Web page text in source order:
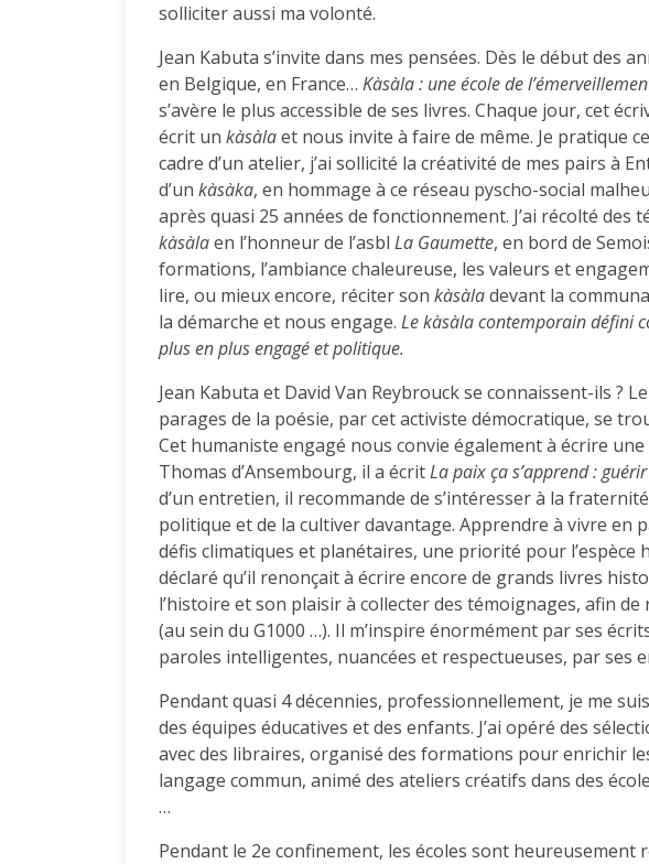
solliciter aussi ma volonté.
Jean Kabuta s’invite dans mes pensées. Dès le début des
en Belgique, en France… Kàsàla : une école de
s’avère le plus accessible de ses livres. Chaque jour, cet
écrit un kàsàlaet nous invite à faire de même. Je pratique
cadre d’un atelier, j’ai sollicité la créativité de mes pairs à
d’un kàsàka, en hommage à ce réseau pyscho-social
après quasi 25 années de fonctionnement. J’ai récolté des
kàsàlaen l’honneur de l’asbl La Gaumette, en bord de
formations, l’ambiance chaleureuse, les valeurs et
lire, ou mieux encore, réciter son kàsàladevant la
la démarche et nous engage. Le kàsàla contemporain défini
plus en plus engagé et politique.
Jean Kabuta et David Van Reybrouck se connaissent-ils ?
parages de la poésie, par cet activiste démocratique, se
Cet humaniste engagé nous convie également à écrire une
Thomas d’Ansembourg, il a écritLa paix ça s’apprend :
d’un entretien, il recommande de s’intéresser à la
politique et de la cultiver davantage. Apprendre à vivre en
défis climatiques et planétaires, une priorité pour l’espèce
déclaré qu’il renonçait à écrire encore de grands livres
l’histoire et son plaisir à collecter des témoignages, afin
(au sein du G1000 …). Il m’inspire énormément par ses
paroles intelligentes, nuancées et respectueuses, par ses
Pendant quasi 4 décennies, professionnellement, je me
des équipes éducatives et des enfants. J’ai opéré des
avec des libraires, organisé des formations pour enrichir
langage commun, animé des ateliers créatifs dans des
…
Pendant le 2e confinement, les écoles sont heureusement